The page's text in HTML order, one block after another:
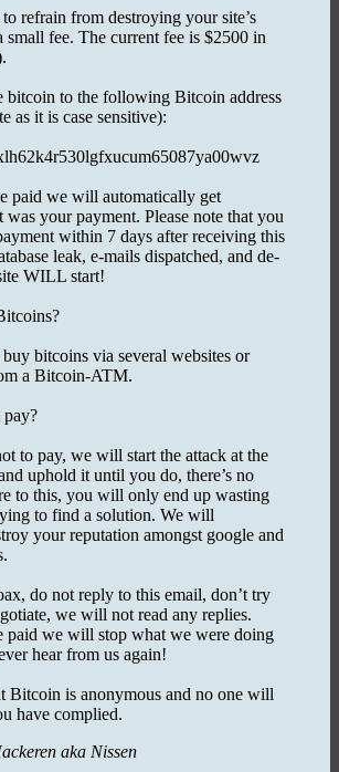
refrain from destroying your site’s
small fee. The current fee is $2500 in
bitcoin to the following Bitcoin address
as it is case sensitive):
paid we will automatically get
your payment. Please note that you
within 7 days after receiving this
leak, e-mails dispatched, and de-
WILL start!
bitcoins via several websites or
a Bitcoin-ATM.
to pay, we will start the attack at the
uphold it until you do, there’s no
to this, you will only end up wasting
to find a solution. We will
your reputation amongst google and
do not reply to this email, don’t try
we will not read any replies.
paid we will stop what we were doing
hear from us again!
Bitcoin is anonymous and no one will
have complied.
aka Nissen